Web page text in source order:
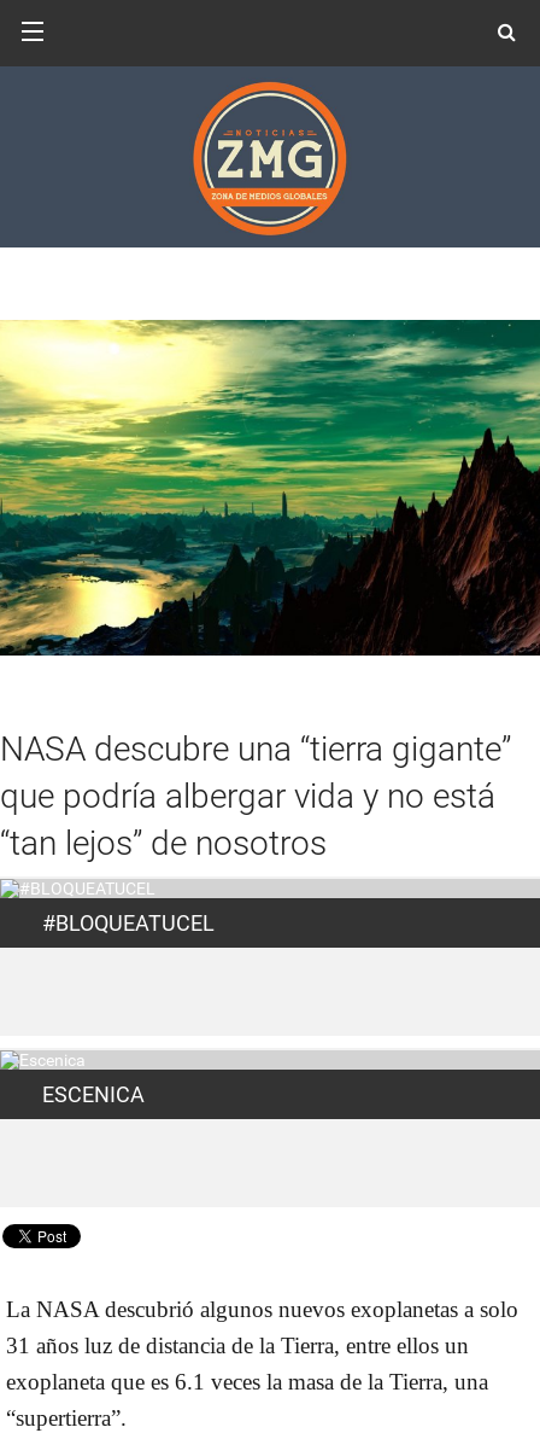
NASA descubre una “tierra gigante”
que podría albergar vida y no está
“tan lejos” de nosotros
#BLOQUEATUCEL
ESCENICA
La NASA descubrió algunos nuevos exoplanetas a solo
31 años luz de distancia de la Tierra, entre ellos un
exoplaneta que es 6.1 veces la masa de la Tierra, una
“supertierra”.